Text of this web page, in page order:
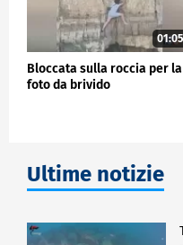
01:05
Bloccata sulla roccia per la
foto da brivido
Ultime notizie